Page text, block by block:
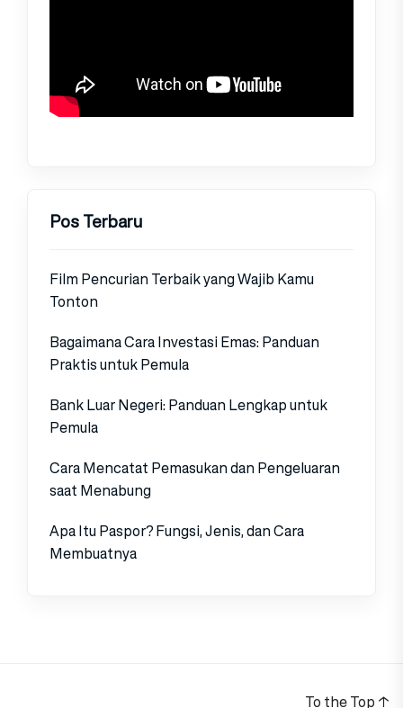
Pos Terbaru
Film Pencurian Terbaik yang Wajib Kamu
Tonton
Bagaimana Cara Investasi Emas: Panduan
Praktis untuk Pemula
Bank Luar Negeri: Panduan Lengkap untuk
Pemula
Cara Mencatat Pemasukan dan Pengeluaran
saat Menabung
Apa Itu Paspor? Fungsi, Jenis, dan Cara
Membuatnya
To the Top ↑